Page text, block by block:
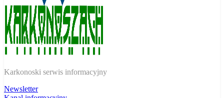
W Karkonoszach
Karkonoski serwis informacyjny
Newsletter